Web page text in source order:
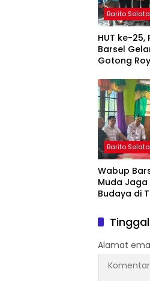
Barito
HUT ke-
Barsel
Gotong
Barito
Wabup
Muda
Budaya di
Alamat